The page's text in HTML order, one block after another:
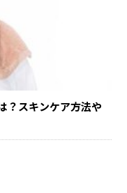
？スキンケア方法や